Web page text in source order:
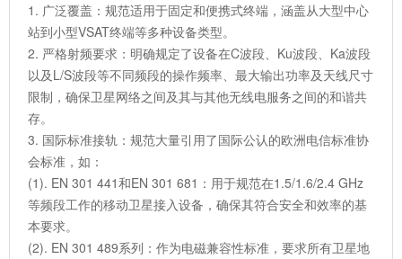
1. 广泛覆盖：规范适用于固定和便携式终端，涵盖从大型中心
站到小型VSAT终端等多种设备类型。
2. 严格射频要求：明确规定了设备在C波段、Ku波段、Ka波段
以及L/S波段等不同频段的操作频率、最大输出功率及天线尺寸
限制，确保卫星网络之间及其与其他无线电服务之间的和谐共
存。
3. 国际标准接轨：规范大量引用了国际公认的欧洲电信标准协
会标准，如：
(1). EN 301 441和EN 301 681：用于规范在1.5/1.6/2.4 GHz
等频段工作的移动卫星接入设备，确保其符合安全和效率的基
本要求。
(2). EN 301 489系列：作为电磁兼容性标准，要求所有卫星地